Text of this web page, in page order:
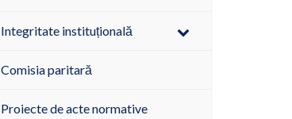
Integritate instituțională
Comisia paritară
Proiecte de acte normative